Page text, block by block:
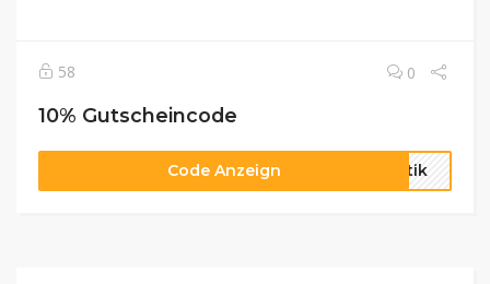
58 0
10% Gutscheincode
Code Anzeign stik